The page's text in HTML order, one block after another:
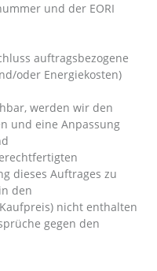
und der EORI
auftragsbezogene
oder Energiekosten)
werden wir den
und eine Anpassung
dieses Auftrages zu
den
nicht enthalten
gegen den